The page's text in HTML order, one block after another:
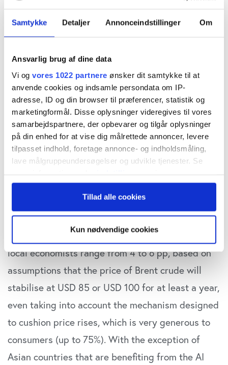
Samtykke Detaljer Annonceindstillinger Om
Ansvarlig brug af dine data
Vi og vores 1022 partnere ønsker dit samtykke til at
anvende cookies og indsamle persondata om IP-
adresse, ID og din browser til præferencer, statistik og
marketingformål. Disse oplysninger videregives til vores
samarbejdspartnere, der opbevarer og tilgår oplysninger
på din enhed for at vise dig målrettede annoncer, levere
tilpasset indhold, foretage annonce- og indholdsmåling,
lave målgruppeundersøgelser og udvikle tjenester. Se
persondatapolitik. Du kan altid trække dit samtykke
tilbage eller ændre indstillinger fra vores
"Cookiedeklaration", eller ved at trykke på "Privacy
Hvis du tillader det, vil vi også gerne:
Indsamle præcise oplysninger om din placering,
der kan være nøjagtig inden for få meter
Identificere din enhed baseret på en scanning af
Dine valg anvendes på hele websitet.
Vi bruger cookies til at tilpasse vores indhold og
annoncer, til at vise dig funktioner til sociale medier og til
at analysere vores trafik. Vi deler også oplysninger om
Tillad alle cookies
Kun nødvendige cookies
Morten W. Langer
tirsdag 24. marts 2026 kl. 9:30
“For instance, Türkiye exhibits all the
characteristics of an economy that is highly
sensitive to energy price shocks. Its central bank
estimates that a sustained increase in oil prices
of 10% would result in an additional 1 percentage
point (pp) of inflation within a year. Estimates by
local economists range from 4 to 6 pp, based on
assumptions that the price of Brent crude will
stabilise at USD 85 or USD 100 for at least a year,
even taking into account the mechanism designed
to cushion price rises, which is very generous to
consumers (up to 75%). With the exception of
Asian countries that are benefiting from the AI